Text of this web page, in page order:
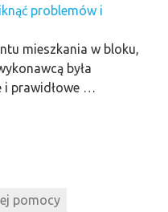
problemów i
mieszkania w bloku,
była
i prawidłowe …
pomocy